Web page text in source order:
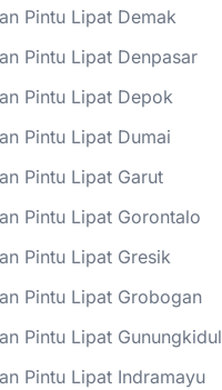
Pintu Lipat Demak
Pintu Lipat Denpasar
Pintu Lipat Depok
Pintu Lipat Dumai
Pintu Lipat Garut
Pintu Lipat Gorontalo
Pintu Lipat Gresik
Pintu Lipat Grobogan
Pintu Lipat Gunungkidul
Pintu Lipat Indramayu